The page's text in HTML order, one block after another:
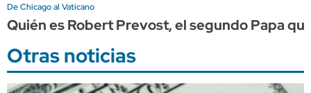
De Chicago al Vaticano
Quién es Robert Prevost, el segundo Papa
Otras noticias